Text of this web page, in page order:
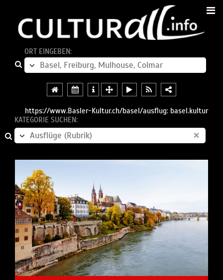
ORT EINGEBEN:
https://www.Basler-Kultur.ch/basel/ausflug: basel.kultur
KATEGORIE SUCHEN:
×